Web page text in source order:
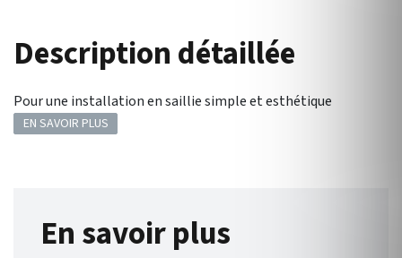
Description détaillée
Pour une installation en saillie simple et esthétique
EN SAVOIR PLUS
En savoir plus